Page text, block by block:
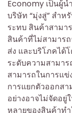
Economy เป็นผู้
บริษัท “มุ่งสู่” สำห
ระทบ สินค้าสามา
สินค้าที่ไม่สามารถ
ส่ง และบริโภคได้
ระดับความสามา
สามารถในการแ
การแยกตัวออกสา
อย่างอาจไม่จัดอ
หลายของสินค้าท